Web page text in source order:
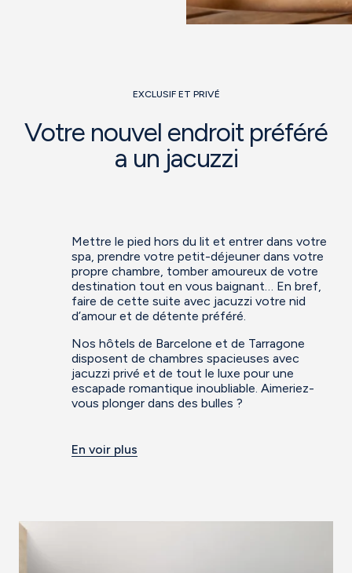
EXCLUSIF ET PRIVÉ
Votre nouvel endroit préféré
a un jacuzzi
Mettre le pied hors du lit et entrer dans votre
spa, prendre votre petit-déjeuner dans votre
propre chambre, tomber amoureux de votre
destination tout en vous baignant… En bref,
faire de cette suite avec jacuzzi votre nid
d’amour et de détente préféré.
Nos hôtels de Barcelone et de Tarragone
disposent de chambres spacieuses avec
jacuzzi privé et de tout le luxe pour une
escapade romantique inoubliable. Aimeriez-
vous plonger dans des bulles ?
En voir plus